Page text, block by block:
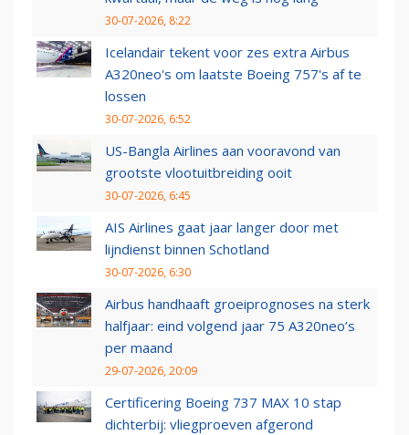
30-07-2026, 8:22
Icelandair tekent voor zes extra Airbus
A320neo's om laatste Boeing 757's af te
lossen
30-07-2026, 6:52
US-Bangla Airlines aan vooravond van
grootste vlootuitbreiding ooit
30-07-2026, 6:45
AIS Airlines gaat jaar langer door met
lijndienst binnen Schotland
30-07-2026, 6:30
Airbus handhaaft groeiprognoses na sterk
halfjaar: eind volgend jaar 75 A320neo’s
per maand
29-07-2026, 20:09
Certificering Boeing 737 MAX 10 stap
dichterbij: vliegproeven afgerond